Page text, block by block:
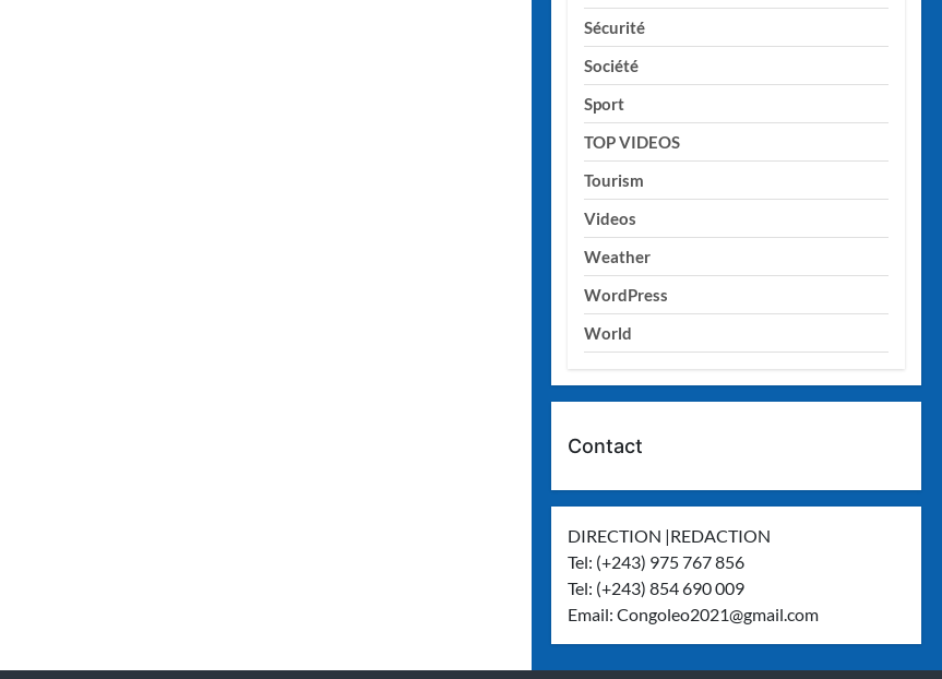
Sécurité
Société
Sport
TOP VIDEOS
Tourism
Videos
Weather
WordPress
World
Contact
DIRECTION |REDACTION
Tel: (+243) 975 767 856
Tel: (+243) 854 690 009
Email:Congoleo2021@gmail.com